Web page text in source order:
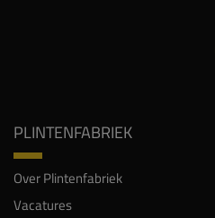
PLINTENFABRIEK
Over Plintenfabriek
Vacatures